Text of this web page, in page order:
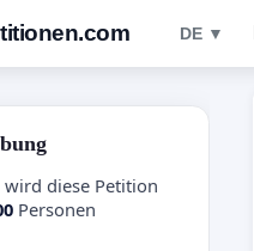
DE ▼
diese Petition
Personen